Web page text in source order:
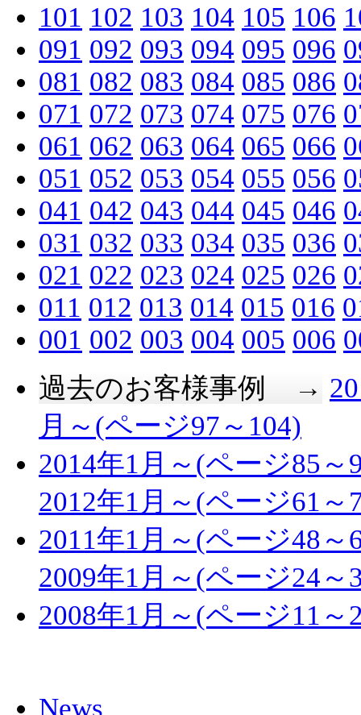
101 102 103 104 105 106
091 092 093 094 095 096
081 082 083 084 085 086
071 072 073 074 075 076
061 062 063 064 065 066
051 052 053 054 055 056
041 042 043 044 045 046
031 032 033 034 035 036
021 022 023 024 025 026
011 012 013 014 015 016
001 002 003 004 005 006
過去のお客様事例 →
月～(ページ97～104)
2014年1月～(ページ85～
2012年1月～(ページ61～
2011年1月～(ページ48～
2009年1月～(ページ24～
2008年1月～(ページ11～
News